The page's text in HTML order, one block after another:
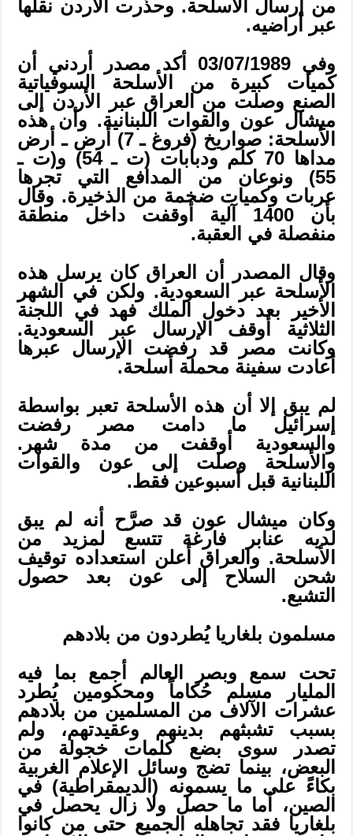
من إرسال الأسلحة. وحذَّرت الأردن نقلها
عبر أراضيه.
وفي 03/07/1989 أكد مصدر أردني أن
كميات كبيرة من الأسلحة السوفياتية
الصنع وصلت من العراق عبر الأردن إلى
ميشال عون والقوات اللبنانية. وأن هذه
الأسلحة: صواريخ (فروغ ـ 7) أرض ـ أرض
مداها 70 كلم ودبابات (ت ـ 54) و(ت ـ
55) ونوعان من المدافع التي تجرها
عربات وكميات ضخمة من الذخيرة. وقال
بأن 1400 آلية أوقفت داخل منطقة
منفصلة في العقبة.
وقال المصدر أن العراق كان يرسل هذه
الأسلحة عبر السعودية. ولكن في الشهر
الأخير بعد دخول الملك فهد في اللجنة
الثلاثية أوقف الإرسال عبر السعودية.
وكانت مصر قد رفضت الإرسال عبرها
أعادت سفينة محملة أسلحة.
لم يبق إلا أن هذه الأسلحة تعبر بواسطة
إسرائيل ما دامت مصر رفضت
والسعودية أوقفت من مدة شهر.
والأسلحة وصلت إلى عون والقوات
اللبنانية قبل أسبوعين فقط.
وكان ميشال عون قد صرَّح أنه لم يبق
لديه عنابر فارغة تتسع لمزيد من
الأسلحة. والعراق أعلن استعداده توقيف
شحن السلاح إلى عون بعد حصول
التشبع.
مسلمون بلغاريا يُطردون من بلادهم
تحت سمع وبصر العالم أجمع بما فيه
المليار مسلم حُكاماً ومحكومين يُطرد
عشرات الآلاف من المسلمين من بلادهم
بسبب تشبثهم بدينهم وعقيدتهم، ولم
تصدر سوى بضع كلمات خجولة من
البعض، بينما تضج وسائل الإعلام الغربية
بكاءً على ما يسمونه (الديمقراطية) في
الصين، أما ما حصل ولا زال يحصل في
بلغاريا فقد تجاهله الجميع حتى من كانوا